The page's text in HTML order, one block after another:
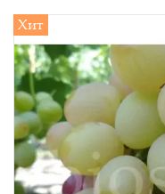
Хит